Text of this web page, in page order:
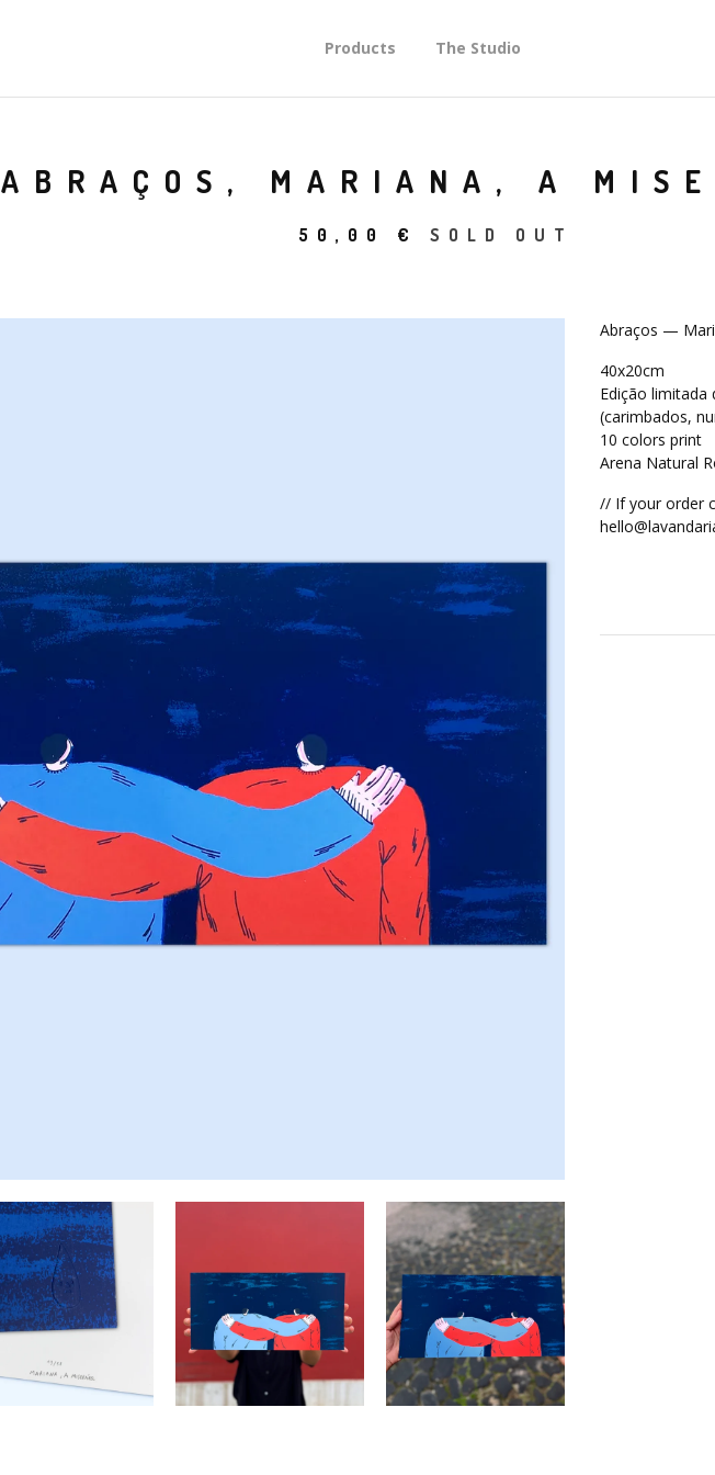
Products The Studio
ABRAÇOS, MARIANA, A
50,00 € SOLD OUT
Abraços —
40x20cm
Edição limitada
(carimbados,
10 colors print
Arena Natural
// If your order